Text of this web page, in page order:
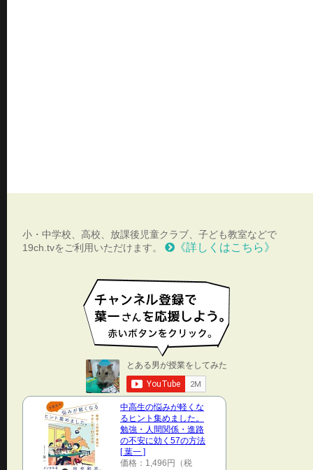
小・中学校、高校、放課後児童クラブ、子ども教室などで
19ch.tvをご利用いただけます。
《詳しくはこちら》
中高生の悩みが軽くな
るヒント集めました。
勉強・人間関係・進路
の不安に効く57の方法
[ 葉一 ]
価格：1,496円（税